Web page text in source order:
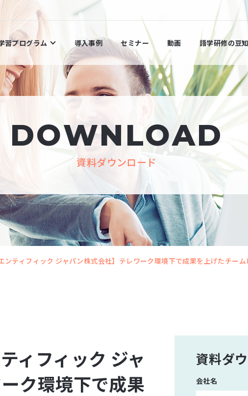
習プログラム 導入事例 セミナー 動画 語学研修の豆
DOWNLOAD
資料ダウンロード
ンティフィック ジャパン株式会社】テレワーク環境下で成果を上げたチー
ィフィック ジャ
ク環境下で成果
資料ダ
会社名